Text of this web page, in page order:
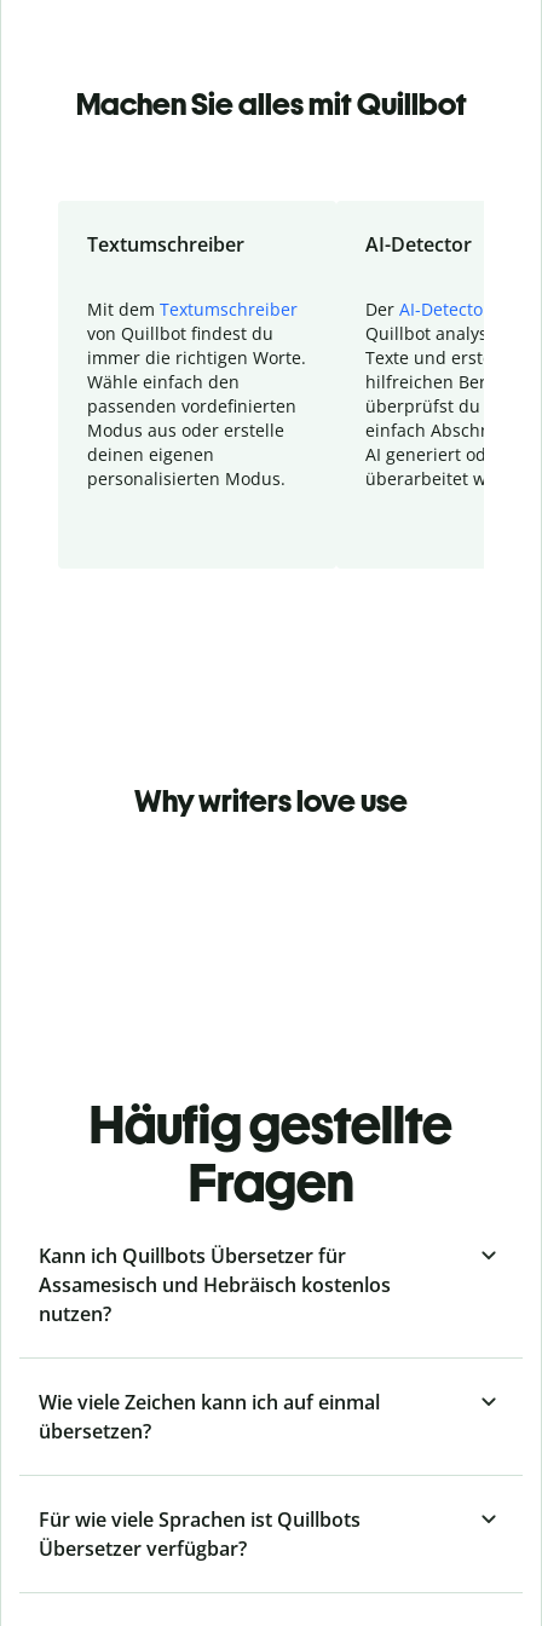
Machen Sie alles mit Quillbot
Textumschreiber
Mit dem Textumschreiber
von Quillbot findest du
immer die richtigen Worte.
Wähle einfach den
passenden vordefinierten
Modus aus oder erstelle
deinen eigenen
personalisierten Modus.
AI-Detector
Der AI-Detector
Quillbot analysiert
Texte und erstellt
hilfreichen Bericht.
überprüfst du
einfach Abschnitte,
AI generiert oder
überarbeitet wurden.
Why writers love use
Häufig gestellte
Fragen
Kann ich Quillbots Übersetzer für
Assamesisch und Hebräisch kostenlos
nutzen?
Wie viele Zeichen kann ich auf einmal
übersetzen?
Für wie viele Sprachen ist Quillbots
Übersetzer verfügbar?